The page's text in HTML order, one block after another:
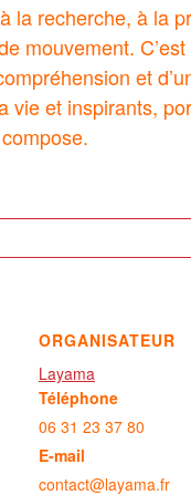
recherche, à la
mouvement.
et
vie et inspirants,
ORGANISATEUR
Layama
Téléphone
06 31 23 37 80
E-mail
contact@layama.fr